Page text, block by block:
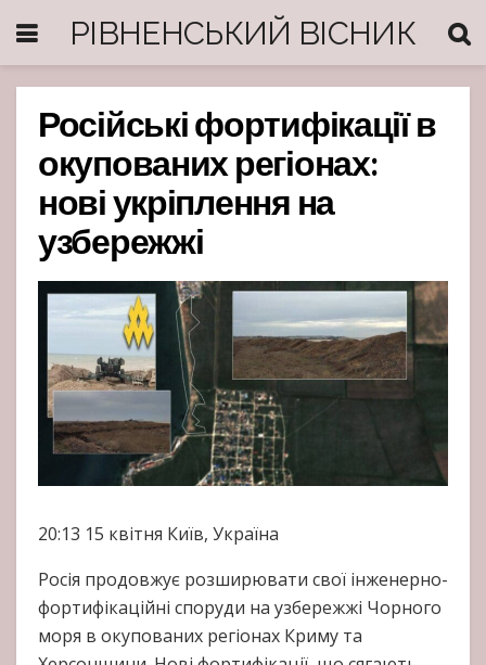
РІВНЕНСЬКИЙ ВІСНИК
Російські фортифікації в
окупованих регіонах:
нові укріплення на
узбережжі
20:13 15 квітня Київ, Україна
Росія продовжує розширювати свої інженерно-
фортифікаційні споруди на узбережжі Чорного
моря в окупованих регіонах Криму та